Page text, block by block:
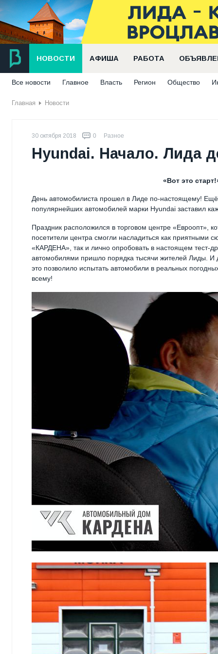
НОВОСТИ АФИША РАБОТА
Все новости Главное Власть Регион Общество
Главная Новости
30 октября 2018 0 Разное
Hyundai. Начало. Лида
«Вот это
День автомобилиста прошел в Лиде по-настоящему!
популярнейших автомобилей марки Hyundai заставил
Праздник расположился в торговом центре «Евроопт»,
посетители центра смогли насладиться как приятными
«КАРДЕНА», так и лично опробовать в настоящем тест-
автомобилями пришло порядка тысячи жителей Лиды.
это позволило испытать автомобили в реальных
всему!